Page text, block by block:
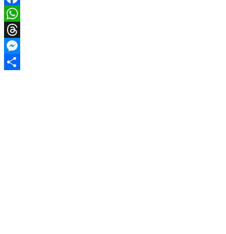
Facebook
WhatsApp
Threads
Messenger